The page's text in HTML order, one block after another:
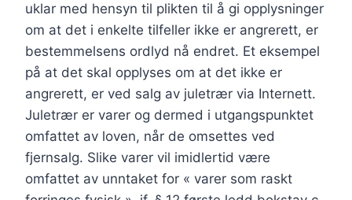
uklar med hensyn til plikten til å gi opplysninger
om at det i enkelte tilfeller ikke er angrerett, er
bestemmelsens ordlyd nå endret. Et eksempel
på at det skal opplyses om at det ikke er
angrerett, er ved salg av juletrær via Internett.
Juletrær er varer og dermed i utgangspunktet
omfattet av loven, når de omsettes ved
fjernsalg. Slike varer vil imidlertid være
omfattet av unntaket for « varer som raskt